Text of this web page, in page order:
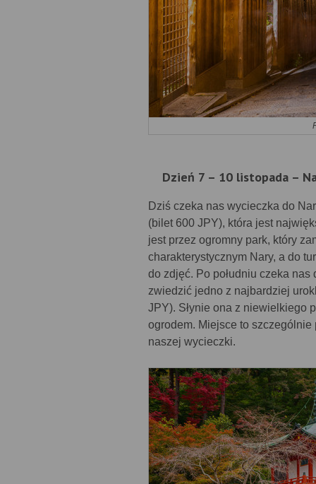
Dzień 7 – 10 listopada –
Dziś czeka nas wycieczka do
(bilet 600 JPY), która jest
jest przez ogromny park, który
charakterystycznym Nary, a do
do zdjęć. Po południu czeka
zwiedzić jedno z najbardziej
JPY). Słynie ona z niewielkiego
ogrodem. Miejsce to
naszej wycieczki.